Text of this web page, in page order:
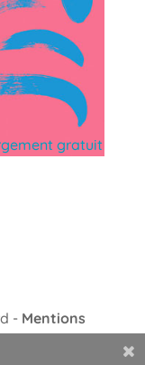
gratuit
- Mentions